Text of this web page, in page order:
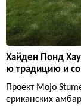
Хайден Понд
ю традицию и
Проект Mojo
ериканских